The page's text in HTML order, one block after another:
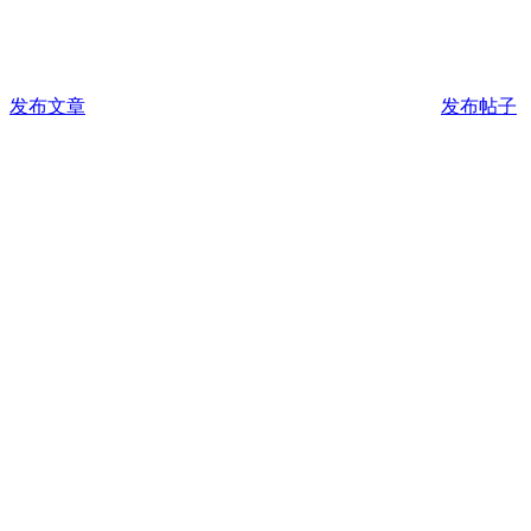
发布文章 发布帖子